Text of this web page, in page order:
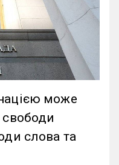
може
свободи
слова та